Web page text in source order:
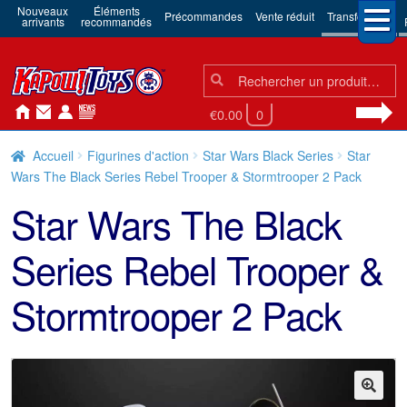
Nouveaux
arrivants
Éléments
recommandés Précommandes Vente réduit Transformers
Chercher:
Chercher
€0.00 0
Accueil Figurines d'action Star Wars Black Series
Star
Wars The Black Series Rebel Trooper & Stormtrooper 2 Pack
Star Wars The Black
Series Rebel Trooper &
Stormtrooper 2 Pack